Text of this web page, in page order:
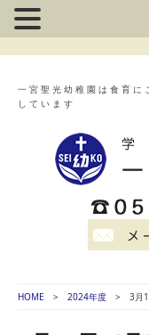
一宮聖光幼稚園は食育に
しています
HOME 2024年度 3月